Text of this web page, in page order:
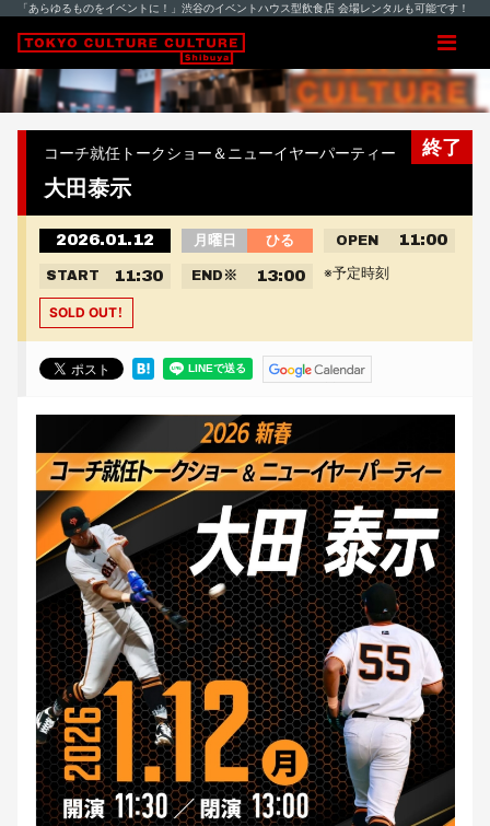
「あらゆるものをイベントに！」渋谷のイベントハウス型飲食店 会場レンタルも可能です！
終了
コーチ就任トークショー＆ニューイヤーパーティー
大田泰示
2026.01.12 月曜日 ひる OPEN 11:00
START 11:30 END ※ 13:00 ※予定時刻
SOLD OUT！